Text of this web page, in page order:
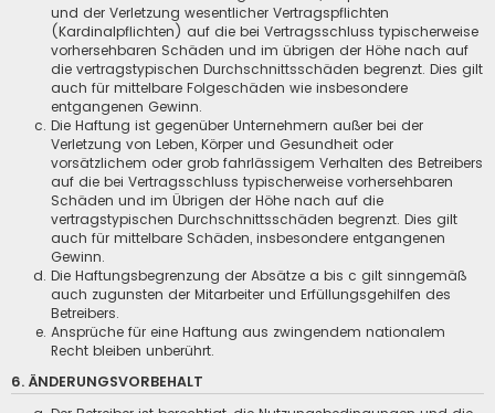
und der Verletzung wesentlicher Vertragspflichten
(Kardinalpflichten) auf die bei Vertragsschluss typischerweise
vorhersehbaren Schäden und im übrigen der Höhe nach auf
die vertragstypischen Durchschnittsschäden begrenzt. Dies gilt
auch für mittelbare Folgeschäden wie insbesondere
entgangenen Gewinn.
Die Haftung ist gegenüber Unternehmern außer bei der
Verletzung von Leben, Körper und Gesundheit oder
vorsätzlichem oder grob fahrlässigem Verhalten des Betreibers
auf die bei Vertragsschluss typischerweise vorhersehbaren
Schäden und im Übrigen der Höhe nach auf die
vertragstypischen Durchschnittsschäden begrenzt. Dies gilt
auch für mittelbare Schäden, insbesondere entgangenen
Gewinn.
Die Haftungsbegrenzung der Absätze a bis c gilt sinngemäß
auch zugunsten der Mitarbeiter und Erfüllungsgehilfen des
Betreibers.
Ansprüche für eine Haftung aus zwingendem nationalem
Recht bleiben unberührt.
6. ÄNDERUNGSVORBEHALT